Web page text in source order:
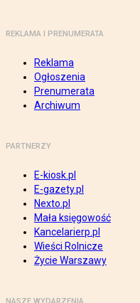
REKLAMA I PRENUMERATA
Reklama
Ogłoszenia
Prenumerata
Archiwum
PARTNERZY
E-kiosk.pl
E-gazety.pl
Nexto.pl
Mała księgowość
Kancelarierp.pl
Wieści Rolnicze
Życie Warszawy